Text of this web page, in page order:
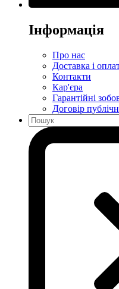
Інформація
Про нас
Доставка і
Контакти
Кар'єра
Гарантійні
Договір